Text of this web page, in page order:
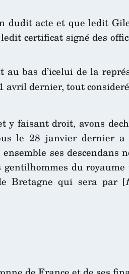
dudit acte et que ledit
certificat signé des
bas d’icelui de la
avril dernier, tout
faisant droit, avons
le 28 janvier dernier
ses
du
Bretagne qui sera par [